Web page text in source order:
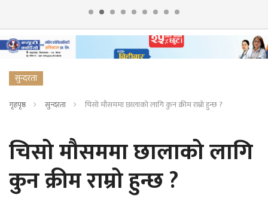
सुन्दरता
गृहपृष्ठ सुन्दरता चिसो मौसममा छालाको लागि कुन क्रीम राम्रो हुन्छ ?
चिसो मौसममा छालाको लागि
कुन क्रीम राम्रो हुन्छ ?